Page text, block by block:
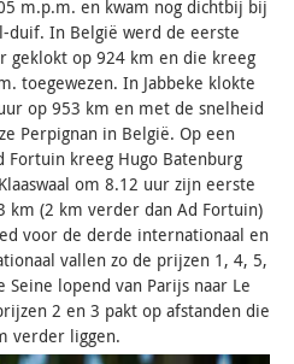
m.p.m. en kwam nog dichtbij bij
duif. In België werd de eerste
geklokt op 924 km en die kreeg
toegewezen. In Jabbeke klokte
op 953 km en met de snelheid
Perpignan in België. Op een
Fortuin kreeg Hugo Batenburg
om 8.12 uur zijn eerste
km (2 km verder dan Ad Fortuin)
voor de derde internationaal en
vallen zo de prijzen 1, 4, 5,
lopend van Parijs naar Le
2 en 3 pakt op afstanden die
verder liggen.